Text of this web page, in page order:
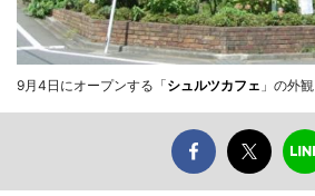
9月4日にオープンする「シュルツカフェ 」の外観